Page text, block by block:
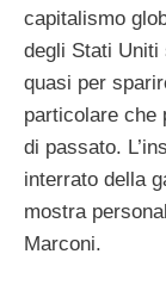
capitalismo
degli Stati Uniti
quasi per
particolare che
di passato.
interrato della
mostra
Marconi.